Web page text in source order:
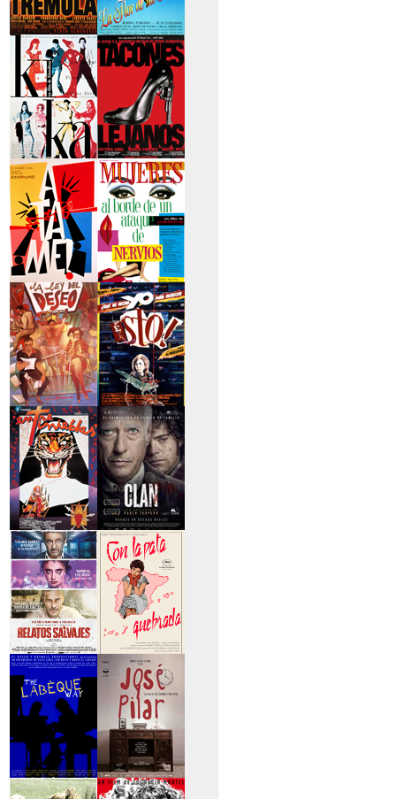
>Carne trémula
>La flor de mi
secreto
>Kika >Tacones lejanos
>Átame
>Mujeres al borde
de un...
>La ley del deseo
>Qué he hecho yo
para...
>Entre tinieblas >El Clan
>Relatos Salvajes
>Con la pata
quebrada
>The Labèque Way >José y Pilar